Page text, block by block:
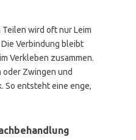
wird oft nur Leim
Verbindung bleibt
Verkleben zusammen.
oder Zwingen und
So entsteht eine enge,